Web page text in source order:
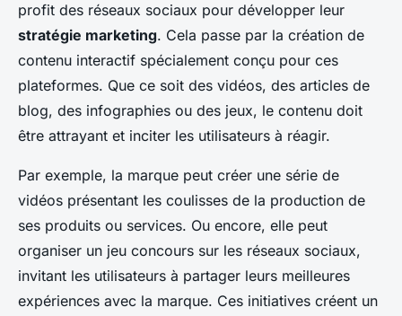
profit des réseaux sociaux pour développer leur
stratégie marketing. Cela passe par la création de
contenu interactif spécialement conçu pour ces
plateformes. Que ce soit des vidéos, des articles de
blog, des infographies ou des jeux, le contenu doit
être attrayant et inciter les utilisateurs à réagir.
Par exemple, la marque peut créer une série de
vidéos présentant les coulisses de la production de
ses produits ou services. Ou encore, elle peut
organiser un jeu concours sur les réseaux sociaux,
invitant les utilisateurs à partager leurs meilleures
expériences avec la marque. Ces initiatives créent un